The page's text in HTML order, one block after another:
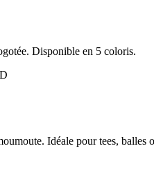
Disponible en 5 coloris.
Idéale pour tees, balles